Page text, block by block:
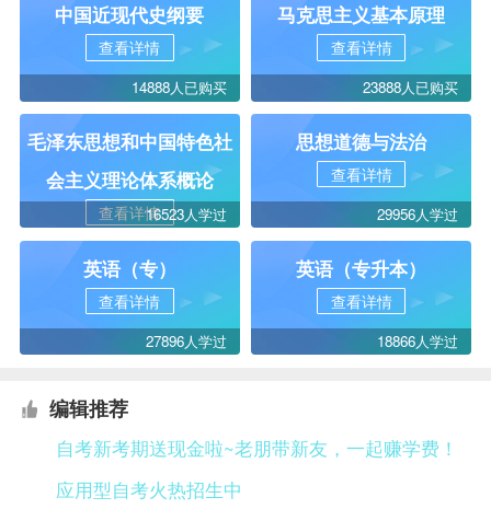
中国近现代史纲要
查看详情
14888人已购买
马克思主义基本原理
查看详情
23888人已购买
毛泽东思想和中国特色社
会主义理论体系概论
查看详情16523人学过
思想道德与法治
查看详情
29956人学过
英语（专）
查看详情
27896人学过
英语（专升本）
查看详情
18866人学过
编辑推荐
自考新考期送现金啦~老朋带新友，一起赚学费！
应用型自考火热招生中